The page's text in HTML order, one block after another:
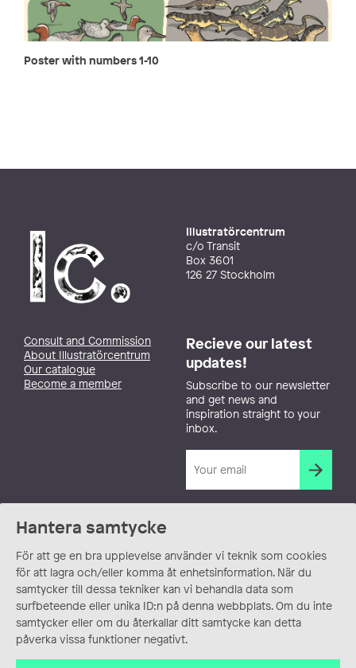
Hantera samtycke
För att ge en bra upplevelse använder vi teknik som cookies
för att lagra och/eller komma åt enhetsinformation. När du
samtycker till dessa tekniker kan vi behandla data som
surfbeteende eller unika ID:n på denna webbplats. Om du inte
samtycker eller om du återkallar ditt samtycke kan detta
påverka vissa funktioner negativt.
Poster with numbers 1-10
Illustratörcentrum
c/o Transit
Box 3601
126 27 Stockholm
Consult and Commission
About Illustratörcentrum
Our catalogue
Become a member
Recieve our latest
updates!
Subscribe to our newsletter
and get news and
inspiration straight to your
inbox.